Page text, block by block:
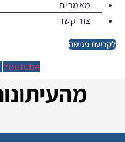
מאמרים
צור קשר
לקביעת פגישה
Youtube